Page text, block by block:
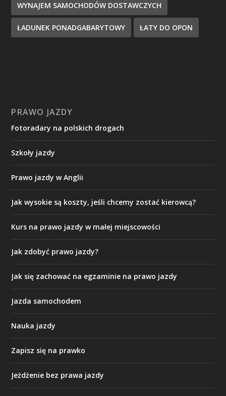
WYNAJEM SAMOCHODÓW DOSTAWCZYCH
ŁADUNEK PONADGABARYTOWY ŁATY DO OPON
PRAWO JAZDY
Fotoradary na polskich drogach
Szkoły jazdy
Prawo jazdy w Anglii
Jak wysokie są koszty, jeśli chcemy zostać kierowcą?
Kurs na prawo jazdy w małej miejscowości
Jak zdobyć prawo jazdy?
Jak się zachować na egzaminie na prawo jazdy
Jazda samochodem
Nauka jazdy
Zapisz się na prawko
Jeżdżenie bez prawa jazdy